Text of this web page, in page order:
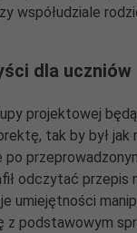
współudziale
dla uczniów
projektowej
tak by był jak
po
odczytać przepis
umiejętności
z podstawowym